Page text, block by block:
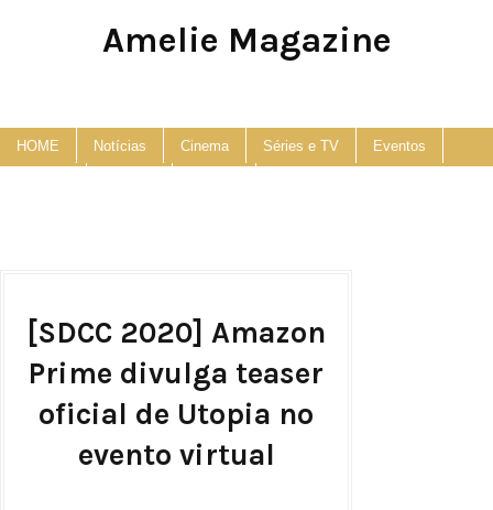
Amelie Magazine
HOME Notícias Cinema Séries e TV Eventos
[SDCC 2020] Amazon
Prime divulga teaser
oficial de Utopia no
evento virtual